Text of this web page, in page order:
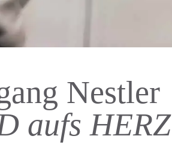
Nestler
aufs HERZ